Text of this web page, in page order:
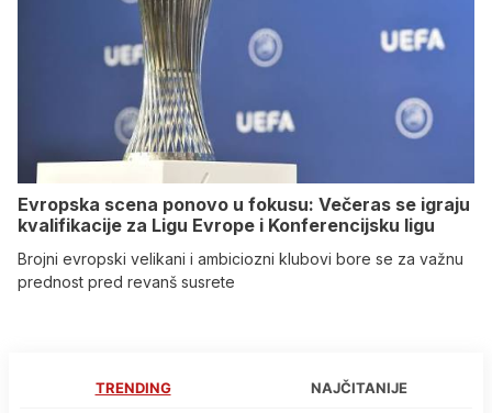
Evropska scena ponovo u fokusu: Večeras se igraju
kvalifikacije za Ligu Evrope i Konferencijsku ligu
Brojni evropski velikani i ambiciozni klubovi bore se za važnu
prednost pred revanš susrete
TRENDING NAJČITANIJE